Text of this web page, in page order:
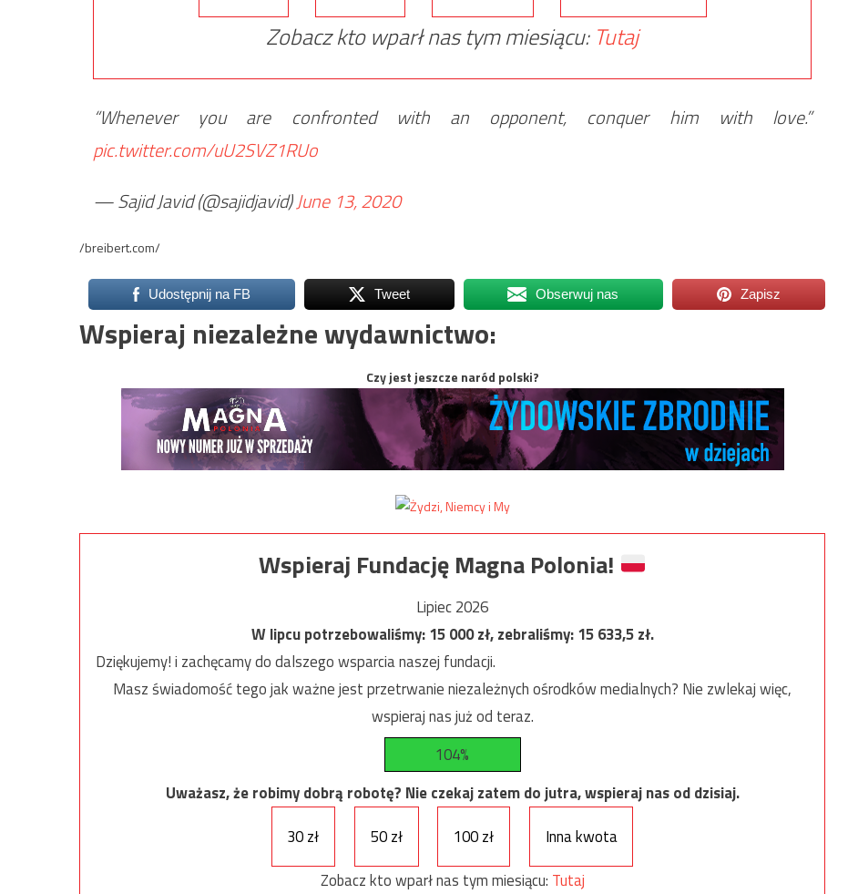
Zobacz kto wparł nas tym miesiącu: Tutaj
“Whenever you are confronted with an opponent, conquer him with love.”
pic.twitter.com/uU2SVZ1RUo
— Sajid Javid (@sajidjavid)June 13, 2020
/breibert.com/
Udostępnij na FB Tweet Obserwuj nas Zapisz
Wspieraj niezależne wydawnictwo:
Czy jest jeszcze naród polski?
Wspieraj Fundację Magna Polonia!
Lipiec 2026
W lipcu potrzebowaliśmy:15 000zł, zebraliśmy:15 633,5zł.
Dziękujemy! i zachęcamy do dalszego wsparcia naszej fundacji.
Masz świadomość tego jak ważne jest przetrwanie niezależnych ośrodków medialnych? Nie zwlekaj więc,
wspieraj nas już od teraz.
104%
Uważasz, że robimy dobrą robotę? Nie czekaj zatem do jutra, wspieraj nas od dzisiaj.
30 zł
50 zł 100 zł
Inna kwota
Zobacz kto wparł nas tym miesiącu: Tutaj